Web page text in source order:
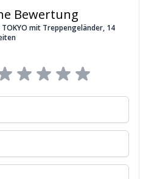
Bewertung
mit Treppengeländer, 14